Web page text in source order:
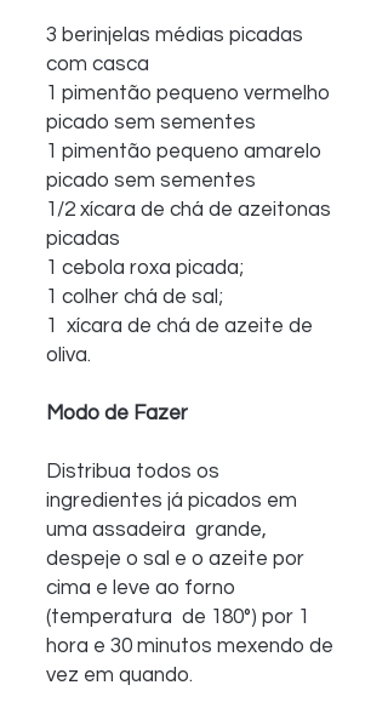
3 berinjelas médias picadas
com casca
1 pimentão pequeno vermelho
picado sem sementes
1 pimentão pequeno amarelo
picado sem sementes
1/2 xícara de chá de azeitonas
picadas
1 cebola roxa picada;
1 colher chá de sal;
1  xícara de chá de azeite de
oliva.
Modo de Fazer
Distribua todos os
ingredientes já picados em
uma assadeira  grande,
despeje o sal e o azeite por
cima e leve ao forno
(temperatura  de 180°) por 1
hora e 30 minutos mexendo de
vez em quando.